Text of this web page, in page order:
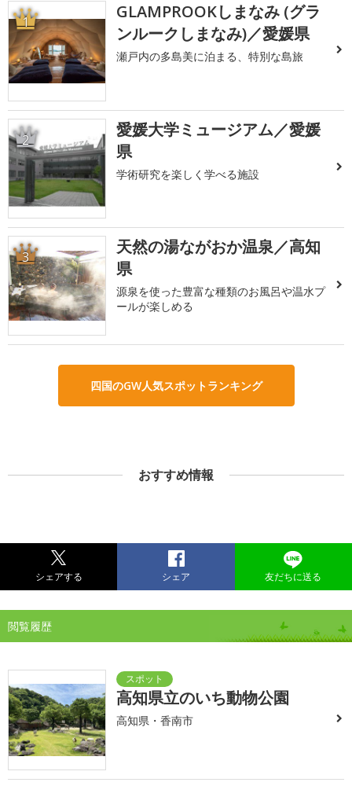
1
GLAMPROOKしまなみ (グラ
ンルークしまなみ)／愛媛県
瀬戸内の多島美に泊まる、特別な島旅
2
愛媛大学ミュージアム／愛媛
県
学術研究を楽しく学べる施設
3
天然の湯ながおか温泉／高知
県
源泉を使った豊富な種類のお風呂や温水プ
ールが楽しめる
四国のGW人気スポットランキング
おすすめ情報
シェアする シェア 友だちに送る
閲覧履歴
高知県立のいち動物公園
高知県・香南市